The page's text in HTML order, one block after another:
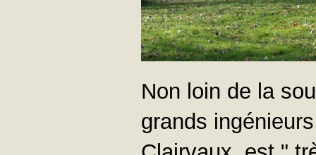
Non loin de la
grands